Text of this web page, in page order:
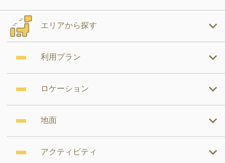
エリアから探す
利用プラン
ロケーション
地面
アクティビティ